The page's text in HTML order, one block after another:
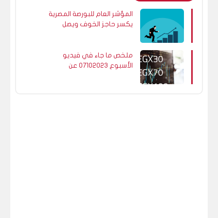
المؤشر العام للبورصة المصرية
يكسر حاجز الخوف ويصل
ملخص ما جاء في فيديو
الأسبوع 07102023 عن